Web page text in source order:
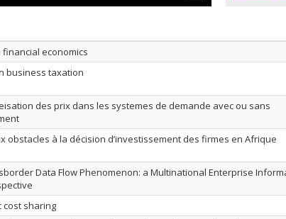
en ordre décroissant
par titre en ordre décroissant
financial economics
business taxation
des prix dans les systemes de demande avec ou sans
obstacles à la décision d’investissement des firmes en Afrique
Data Flow Phenomenon: a Multinational Enterprise
cost sharing